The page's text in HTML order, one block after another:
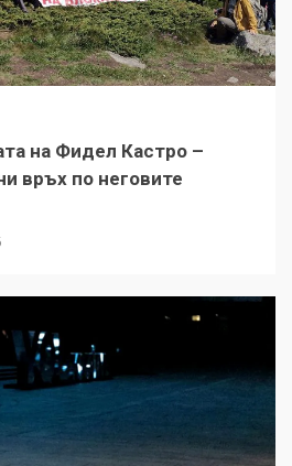
на Фидел Кастро –
връх по неговите